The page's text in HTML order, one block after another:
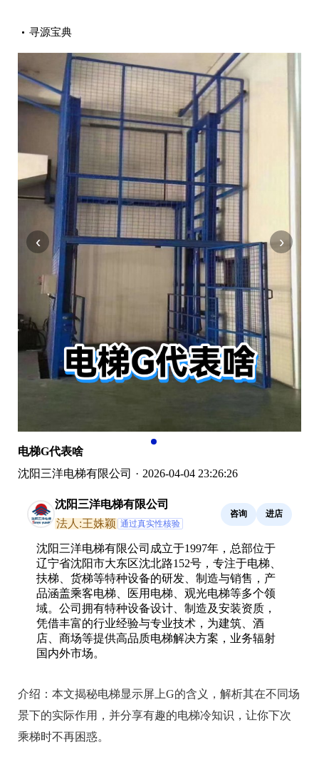
寻源宝典
‹ ›
电梯G代表啥
沈阳三洋电梯有限公司 · 2026-04-04 23:26:26
沈阳三洋电梯有限公司
法人:王姝颖 通过真实性核验
咨询 进店
沈阳三洋电梯有限公司成立于1997年，总部位于
辽宁省沈阳市大东区沈北路152号，专注于电梯、
扶梯、货梯等特种设备的研发、制造与销售，产
品涵盖乘客电梯、医用电梯、观光电梯等多个领
域。公司拥有特种设备设计、制造及安装资质，
凭借丰富的行业经验与专业技术，为建筑、酒
店、商场等提供高品质电梯解决方案，业务辐射
国内外市场。
介绍： 本文揭秘电梯显示屏上G的含义，解析其在不同场
景下的实际作用，并分享有趣的电梯冷知识，让你下次
乘梯时不再困惑。